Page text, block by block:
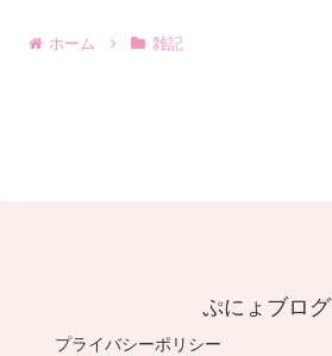
ホーム 雑記
ぷにょブログ
プライバシーポリシー